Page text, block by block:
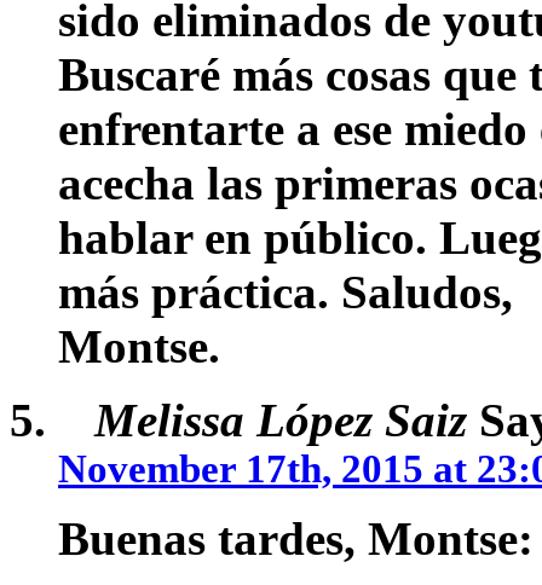
sido eliminados de
Buscaré más cosas
enfrentarte a ese miedo
acecha las primeras
hablar en público.
más práctica. Saludos,
Montse.
Melissa López Saiz
November 17th, 2015 at
Buenas tardes, Montse: